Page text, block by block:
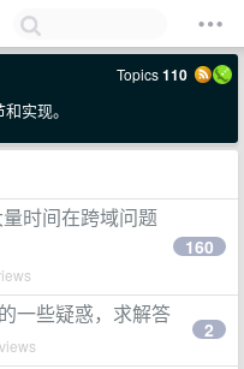
Topics110
实现。
时间在跨域问题
160
一些疑惑，求解答
2